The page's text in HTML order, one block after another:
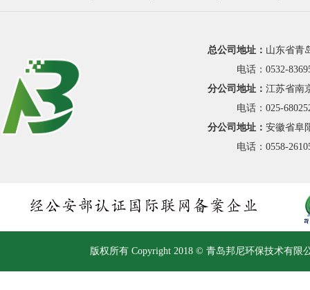
总公司地址： 山东省青
电话：0532-
分公司地址： 江苏省南
电话：025-
分公司地址： 安徽省阜
电话：0558-
版权所有 Copyright 2018 © 青岛邦尼环保技术有限